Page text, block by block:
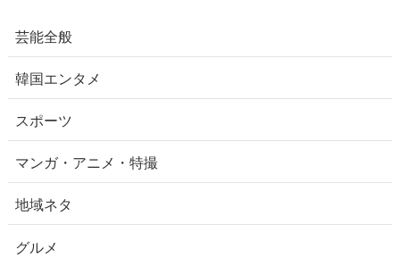
芸能全般
韓国エンタメ
スポーツ
マンガ・アニメ・特撮
地域ネタ
グルメ